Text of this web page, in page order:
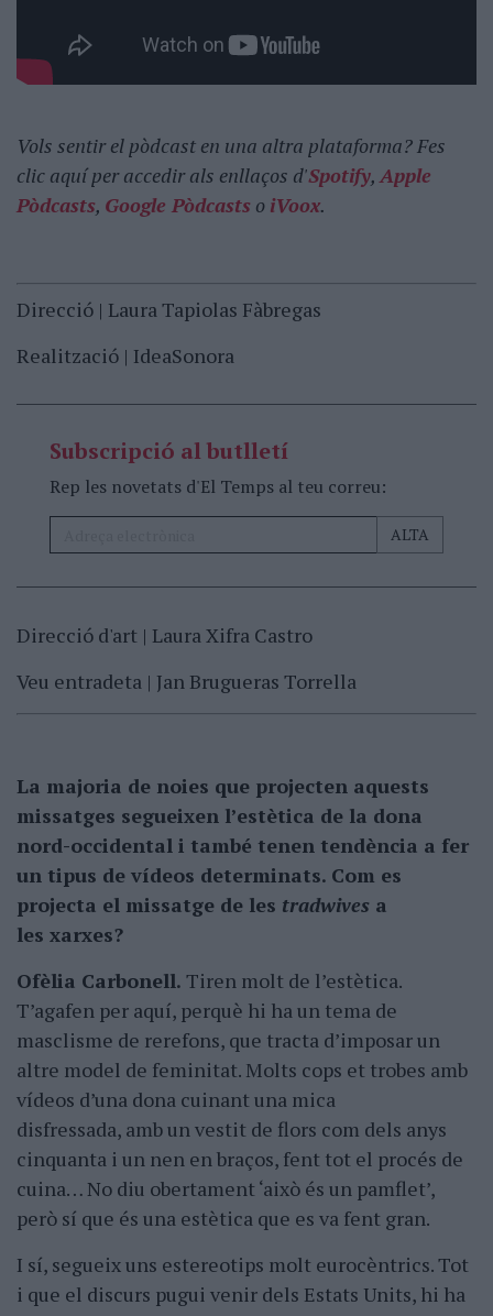
Vols sentir el pòdcast en una altra plataforma? Fes
clic aquí per accedir als enllaços d'Spotify,Apple
Pòdcasts, Google Pòdcasts o iVoox.
Direcció | Laura Tapiolas Fàbregas
Realització | IdeaSonora
Subscripció al butlletí
Rep les novetats d'El Temps al teu correu:
Direcció d'art | Laura Xifra Castro
Veu entradeta | Jan Brugueras Torrella
La majoria de noies que projecten aquests
missatges segueixen l’estètica de la dona
nord-occidental i també tenen tendència a fer
un tipus de vídeos determinats. Com es
projecta el missatge de les tradwives a
les xarxes?
Ofèlia Carbonell. Tiren molt de l’estètica.
T’agafen per aquí, perquè hi ha un tema de
masclisme de rerefons, que tracta d’imposar un
altre model de feminitat. Molts cops et trobes amb
vídeos d’una dona cuinant una mica
disfressada, amb un vestit de flors com dels anys
cinquanta i un nen en braços, fent tot el procés de
cuina… No diu obertament ‘això és un pamflet’,
però sí que és una estètica que es va fent gran.
I sí, segueix uns estereotips molt eurocèntrics. Tot
i que el discurs pugui venir dels Estats Units, hi ha